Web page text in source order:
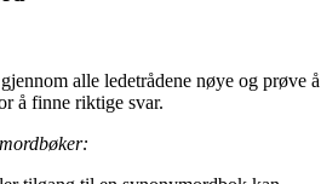
alle ledetrådene nøye og prøve å
å finne riktige svar.